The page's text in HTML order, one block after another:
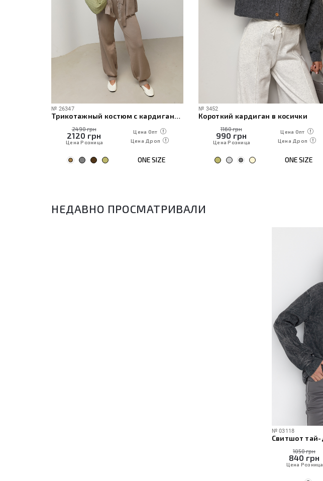
№ 26347
Трикотажный костюм с кардиганом, топом и брюками
2490 грн
2120 грн
Цена Розница
Цена Опт
Цена Дроп
ONE SIZE
№ 3452
Короткий кардиган в косички
1160 грн
990 грн
Цена Розница
Цена Опт
Цена Дроп
ONE SIZE
НЕДАВНО ПРОСМАТРИВАЛИ
№ 03118
1050 грн
840 грн
Цена Розница